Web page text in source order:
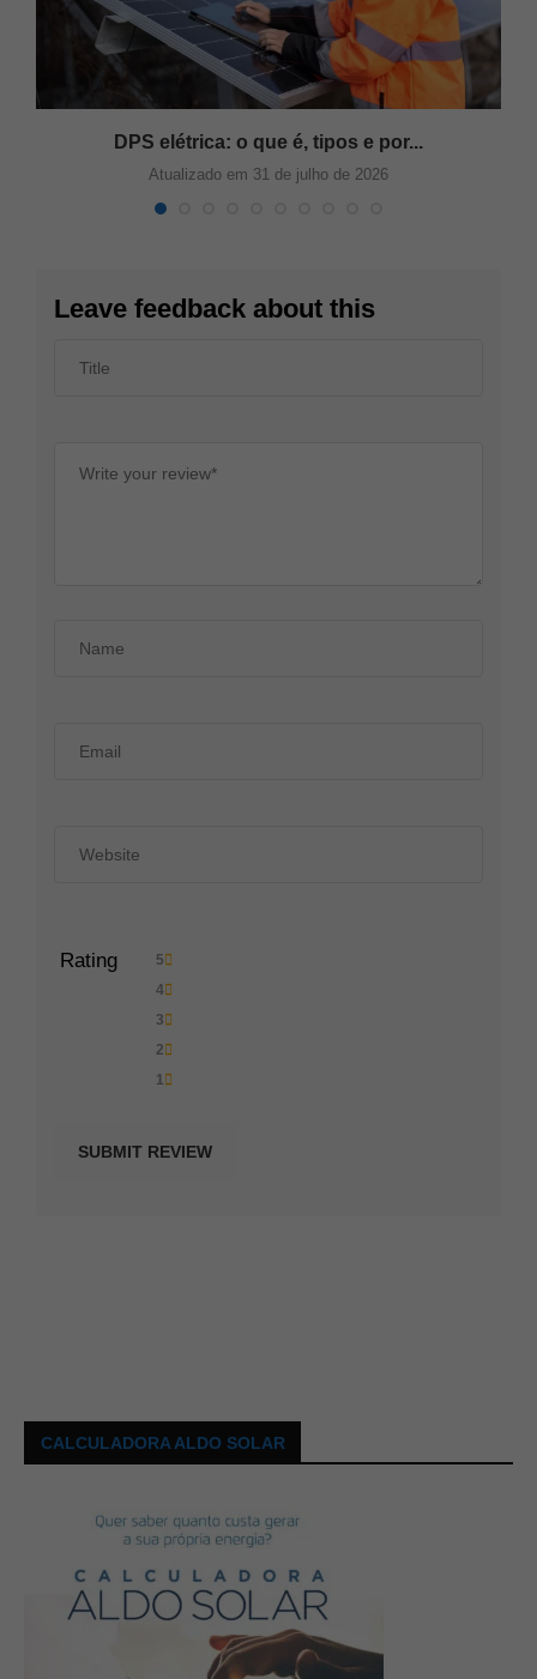
DPS elétrica: o que é, tipos e por...
Atualizado em 31 de julho de 2026
Leave feedback about this
Rating
5
4
3
2
1
CALCULADORA ALDO SOLAR